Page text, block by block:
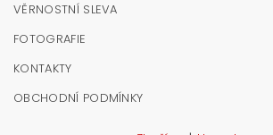
VĚRNOSTNÍ SLEVA
FOTOGRAFIE
KONTAKTY
OBCHODNÍ PODMÍNKY